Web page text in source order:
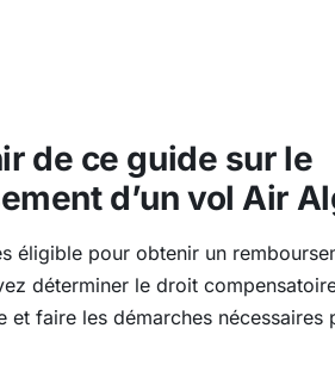
de ce guide sur le
d’un vol Air
éligible pour obtenir un
déterminer le droit
et faire les démarches nécessaires